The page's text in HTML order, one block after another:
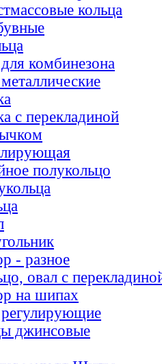
кольца
комбинезона
с перекладиной
полукольцо
- разное
овал с
на шипах
джинсовые